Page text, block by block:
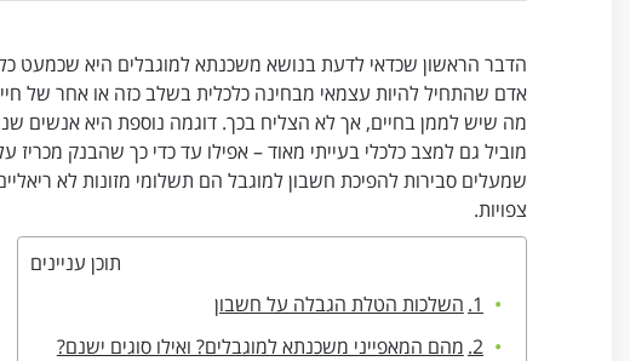
הדבר הראשון שכדאי לדעת בנושא משכנתא למוגבלים היא שכמעט
אדם שהתחיל להיות עצמאי מבחינה כלכלית בשלב כזה או אחר של
מה שיש לממן בחיים, אך לא הצליח בכך. דוגמה נוספת היא אנשים
מוביל גם למצב כלכלי בעייתי מאוד – אפילו עד כדי כך שהבנק
שמעלים סבירות להפיכת חשבון למוגבל הם תשלומי מזונות לא
צפויות.
תוכן עניינים
השלכות הטלת הגבלה על חשבון
מהם המאפייני משכנתא למוגבלים? ואילו סוגים ישנם?